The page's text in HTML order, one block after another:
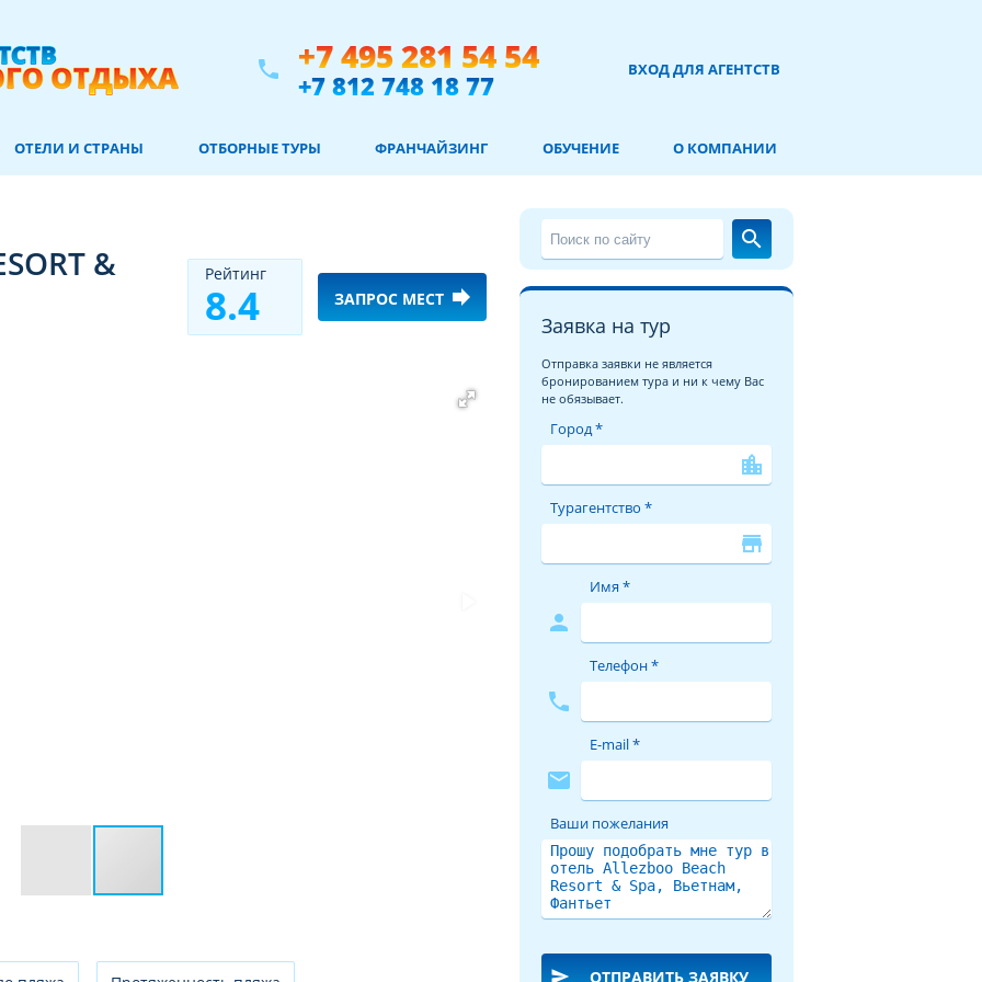
phone +7 495 281 54 54
+7 812 748 18 77 ВХОД ДЛЯ АГЕНТСТВ
ОТЕЛИ И СТРАНЫ ОТБОРНЫЕ ТУРЫ ФРАНЧАЙЗИНГ ОБУЧЕНИЕ О КОМПАНИИ
& Рeйтинг
8.4 ЗАПРОС МЕСТ forward
search
Заявка на тур
Отправка заявки не является
бронированием тура и ни к чему Вас
не обязывает.
Город *
location_city
Турагентство *
store
person
Имя *
phone
Телефон *
mail
E-mail *
Ваши пожелания
send ОТПРАВИТЬ ЗАЯВКУ